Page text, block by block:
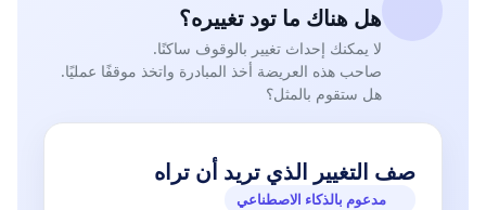
هل هناك ما تود تغييره؟
لا يمكنك إحداث تغيير بالوقوف ساكنًا.
صاحب هذه العريضة أخذ المبادرة واتخذ موقفًا عمليًا.
هل ستقوم بالمثل؟
صف التغيير الذي تريد أن تراه
مدعوم بالذكاء الاصطناعي